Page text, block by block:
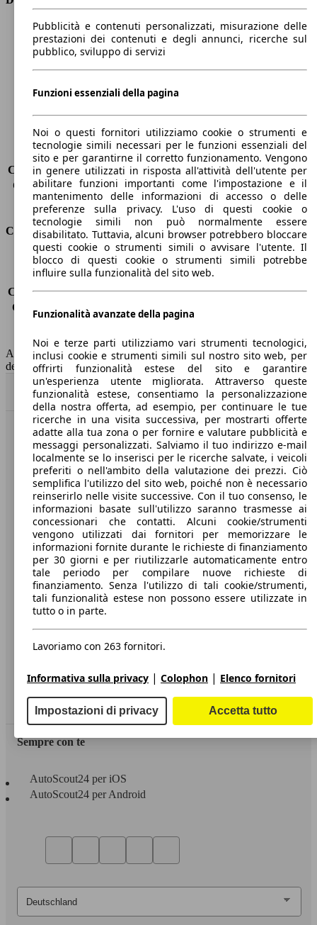
Lunghezza
4350 mm
Altezza
1460 mm
Larghezza
Peso massimo
-
Sedili
5
Carico sul tetto
-
Capacità di traino (senza freni) -
Capacità di traino (con freni)
1300 kg
Volume del bagagliaio
350 - 1150 l
Consumi
Emissioni di CO2*
164 g/km (komb.)
Consumo (urbano)
8.9 l/100km
Consumo (extra-urbano) 6.2 l/100km
Consumo (combinato)*
7.2 l/100km
Capacità del serbatoio
60 l
AutoScout24 non si assume alcuna responsabilità per la correttezza
dei dati.
Torna su
Benvenuti su AutoScout24, il mercato auto europeo.
Società
A proposito di AutoScout24
Stampa
Media
Condizioni generali
Informazioni
Privacy
Dichiarazione di Accessibilità
Servizi
Area rivenditori
Sempre con te
AutoScout24 per iOS
AutoScout24 per Android
Pubblicità e contenuti personalizzati, misurazione delle
prestazioni dei contenuti e degli annunci, ricerche sul
pubblico, sviluppo di servizi
Funzioni essenziali della pagina
Noi o questi fornitori utilizziamo cookie o strumenti e
tecnologie simili necessari per le funzioni essenziali del
sito e per garantirne il corretto funzionamento. Vengono
in genere utilizzati in risposta all'attività dell'utente per
abilitare funzioni importanti come l'impostazione e il
mantenimento delle informazioni di accesso o delle
preferenze sulla privacy. L'uso di questi cookie o
tecnologie simili non può normalmente essere
disabilitato. Tuttavia, alcuni browser potrebbero bloccare
questi cookie o strumenti simili o avvisare l'utente. Il
blocco di questi cookie o strumenti simili potrebbe
influire sulla funzionalità del sito web.
Funzionalità avanzate della pagina
Noi e terze parti utilizziamo vari strumenti tecnologici,
inclusi cookie e strumenti simili sul nostro sito web, per
offrirti funzionalità estese del sito e garantire
un'esperienza utente migliorata. Attraverso queste
funzionalità estese, consentiamo la personalizzazione
della nostra offerta, ad esempio, per continuare le tue
ricerche in una visita successiva, per mostrarti offerte
adatte alla tua zona o per fornire e valutare pubblicità e
messaggi personalizzati. Salviamo il tuo indirizzo e-mail
localmente se lo inserisci per le ricerche salvate, i veicoli
preferiti o nell'ambito della valutazione dei prezzi. Ciò
semplifica l'utilizzo del sito web, poiché non è necessario
reinserirlo nelle visite successive. Con il tuo consenso, le
informazioni basate sull'utilizzo saranno trasmesse ai
concessionari che contatti. Alcuni cookie/strumenti
vengono utilizzati dai fornitori per memorizzare le
informazioni fornite durante le richieste di finanziamento
per 30 giorni e per riutilizzarle automaticamente entro
tale periodo per compilare nuove richieste di
finanziamento. Senza l'utilizzo di tali cookie/strumenti,
tali funzionalità estese non possono essere utilizzate in
tutto o in parte.
Lavoriamo con 263 fornitori.
Informativa sulla privacy | Colophon | Elenco fornitori
Impostazioni di privacy Accetta tutto